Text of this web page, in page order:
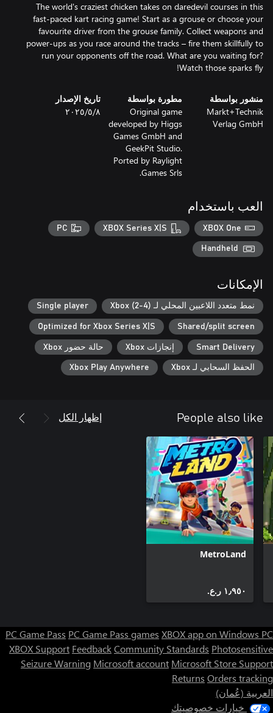
The world's craziest chicken takes on daredevil courses in this
fast-paced kart racing game! Start as a grouse or choose your
favourite driver from the grouse family. Collect weapons and
power-ups as you race around the tracks – fire them skillfully to
run your opponents off the road. What are you waiting for?
Watch those sparks fly!
منشور بواسطة
Markt+Technik
Verlag GmbH
مطورة بواسطة
Original game
developed by Higgs
Games GmbH and
GeekPit Studio.
Ported by Raylight
Games Srls.
تاريخ الإصدار
٨‏/٥‏/٢٠٢٥
العب باستخدام
XBOX One
XBOX Series X|S
PC
Handheld
الإمكانات
نمط متعدد اللاعبين المحلي لـ Xbox (2-4) Single player
Shared/split screen
Optimized for Xbox Series X|S
Smart Delivery إنجازات Xbox حالة حضور Xbox
الحفظ السحابي لـ Xbox Xbox Play Anywhere
People also like إظهار الكل
MetroLand
١٫٩٥٠ ر.ع.‏
PC Game Pass PC Game Pass games XBOX app on Windows PC
XBOX Support FeedbackCommunity Standards Photosensitive
Seizure Warning Microsoft account Microsoft Store Support
Returns Orders tracking
العربية (عُمان)
خيارات خصوصيتك